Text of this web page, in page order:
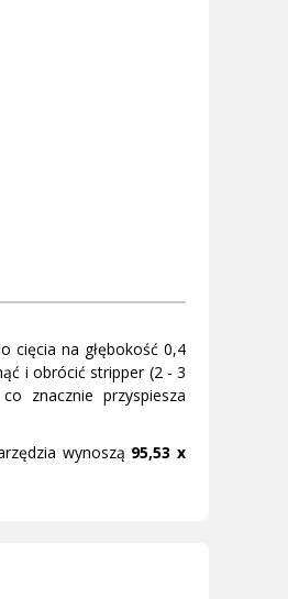
cięcia na głębokość 0,4
i obrócić stripper (2 - 3
znacznie przyspiesza
wynoszą 95,53 x